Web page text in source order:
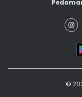
©